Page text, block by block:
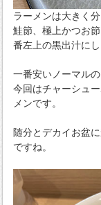
ラーメンは大きく
鮭節、極上かつお
番左上の黒出汁にし
一番安いノーマル
今回はチャーシュ
メンです。
随分とデカイお盆
ですね。